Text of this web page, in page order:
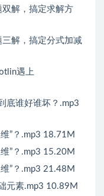
解，搞定求解方
解，搞定分式加减
遇上
底谁好谁坏？.mp3
”？.mp3 18.71M
”？.mp3 15.20M
”？.mp3 21.48M
元素.mp3 10.89M